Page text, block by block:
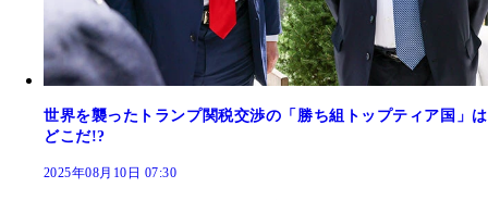
世界を襲ったトランプ関税交渉の「勝ち組トップティア国」は
どこだ!?
2025年08月10日 07:30